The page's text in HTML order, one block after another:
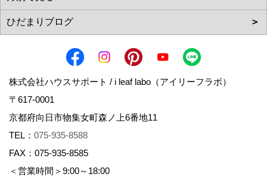
株式会社ハウスサポート / i leaf labo（アイリーフラボ）
〒617-0001
京都府向日市物集女町森ノ上6番地11
TEL： 075-935-8588
FAX：075-935-8585
＜営業時間＞9:00～18:00